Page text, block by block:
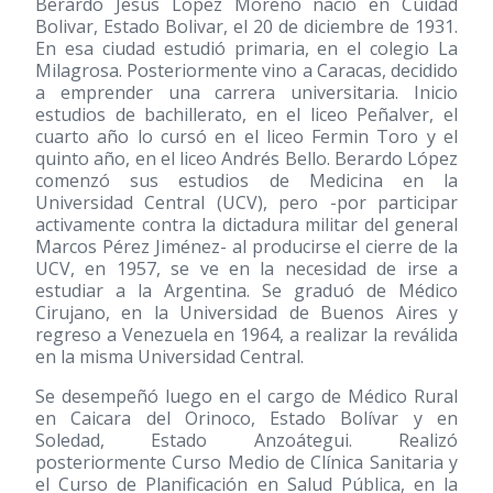
Bolivar, Estado Bolivar, el 20 de diciembre de 1931.
En esa ciudad estudió primaria, en el colegio La
Milagrosa. Posteriormente vino a Caracas, decidido
a emprender una carrera universitaria. Inicio
estudios de bachillerato, en el liceo Peñalver, el
cuarto año lo cursó en el liceo Fermin Toro y el
quinto año, en el liceo Andrés Bello. Berardo López
comenzó sus estudios de Medicina en la
Universidad Central (UCV), pero -por participar
activamente contra la dictadura militar del general
Marcos Pérez Jiménez- al producirse el cierre de la
UCV, en 1957, se ve en la necesidad de irse a
estudiar a la Argentina. Se graduó de Médico
Cirujano, en la Universidad de Buenos Aires y
regreso a Venezuela en 1964, a realizar la reválida
en la misma Universidad Central.
Se desempeñó luego en el cargo de Médico Rural
en Caicara del Orinoco, Estado Bolívar y en
Soledad, Estado Anzoátegui. Realizó
posteriormente Curso Medio de Clínica Sanitaria y
el Curso de Planificación en Salud Pública, en la